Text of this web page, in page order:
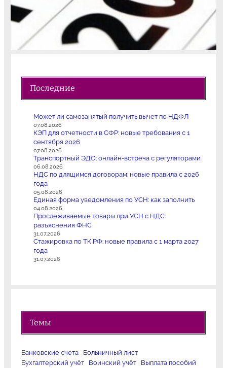
Последние
Может ли самозанятый получить вычет по НДФЛ
07.08.2026
КЭП для отчетности в СФР: новые требования с 1
сентября 2026
07.08.2026
Транспортный ЭДО: онлайн-встреча с регуляторами
06.08.2026
НДС по длящимся договорам: новые правила с 2026
года
05.08.2026
Единая форма уведомления по УСН: как заполнить
04.08.2026
Прослеживаемые товары при УСН с НДС:
разъяснения ФНС
31.07.2026
Стажировка по ТК РФ: новые правила с 1 марта 2027
года
31.07.2026
Темы
Банковские счета
Больничный лист
Бухгалтерский учёт
Воинский учёт
Выплата пособий